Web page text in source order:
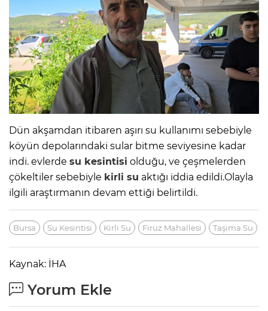
Dün akşamdan itibaren aşırı su kullanımı sebebiyle
köyün depolarındaki sular bitme seviyesine kadar
indi. evlerde su kesintisi olduğu, ve çeşmelerden
çökeltiler sebebiyle kirli su aktığı iddia edildi.Olayla
ilgili araştırmanın devam ettiği belirtildi.
Bursa Su Kesintisi Kirli Su Firuz Mahallesi Taşıma Su
Kaynak: İHA
Yorum Ekle